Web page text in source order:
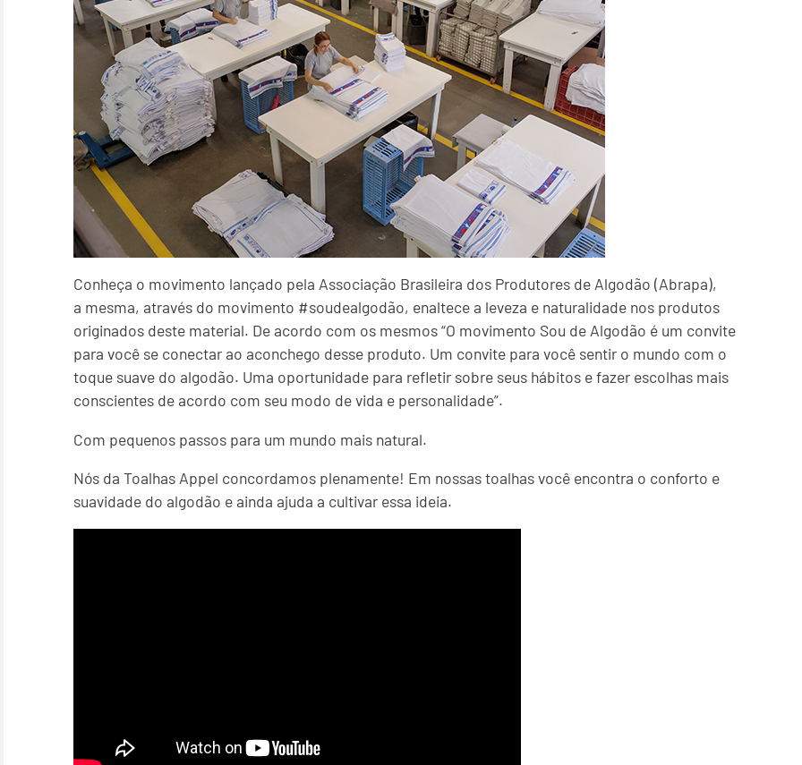
Conheça o movimento lançado pela Associação Brasileira dos Produtores de Algodão (Abrapa),
a mesma, através do movimento #soudealgodão, enaltece a leveza e naturalidade nos produtos
originados deste material. De acordo com os mesmos “O movimento Sou de Algodão é um convite
para você se conectar ao aconchego desse produto. Um convite para você sentir o mundo com o
toque suave do algodão. Uma oportunidade para refletir sobre seus hábitos e fazer escolhas mais
conscientes de acordo com seu modo de vida e personalidade”.
Com pequenos passos para um mundo mais natural.
Nós da Toalhas Appel concordamos plenamente! Em nossas toalhas você encontra o conforto e
suavidade do algodão e ainda ajuda a cultivar essa ideia.